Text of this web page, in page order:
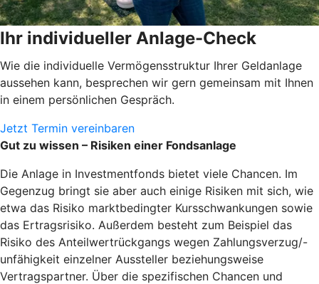
Ihr individueller Anlage-Check
Wie die individuelle Vermögensstruktur Ihrer Geldanlage
aussehen kann, besprechen wir gern gemeinsam mit Ihnen
in einem persönlichen Gespräch.
Jetzt Termin vereinbaren
Gut zu wissen – Risiken einer Fondsanlage
Die Anlage in Investmentfonds bietet viele Chancen. Im
Gegenzug bringt sie aber auch einige Risiken mit sich, wie
etwa das Risiko marktbedingter Kursschwankungen sowie
das Ertragsrisiko. Außerdem besteht zum Beispiel das
Risiko des Anteilwertrückgangs wegen Zahlungsverzug/-
unfähigkeit einzelner Aussteller beziehungsweise
Vertragspartner. Über die spezifischen Chancen und